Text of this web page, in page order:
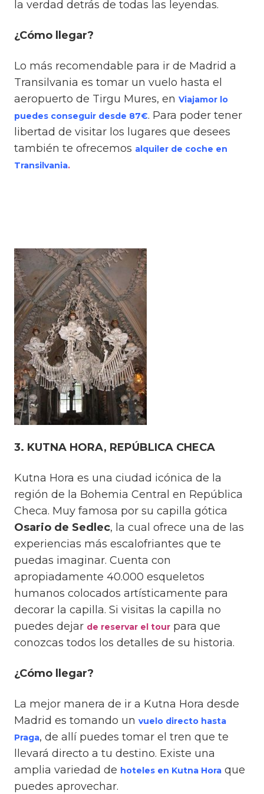
la verdad detrás de todas las leyendas.
¿Cómo llegar?
Lo más recomendable para ir de Madrid a
Transilvania es tomar un vuelo hasta el
aeropuerto de Tirgu Mures, en Viajamor lo
puedes conseguir desde 87€. Para poder tener
libertad de visitar los lugares que desees
también te ofrecemos alquiler de coche en
Transilvania.
3. KUTNA HORA, REPÚBLICA CHECA
Kutna Hora es una ciudad icónica de la
región de la Bohemia Central en República
Checa. Muy famosa por su capilla gótica
Osario de Sedlec, la cual ofrece una de las
experiencias más escalofriantes que te
puedas imaginar. Cuenta con
apropiadamente 40.000 esqueletos
humanos colocados artísticamente para
decorar la capilla. Si visitas la capilla no
puedes dejar de reservar el tour para que
conozcas todos los detalles de su historia.
¿Cómo llegar?
La mejor manera de ir a Kutna Hora desde
Madrid es tomando un vuelo directo hasta
Praga, de allí puedes tomar el tren que te
llevará directo a tu destino. Existe una
amplia variedad de hoteles en Kutna Hora que
puedes aprovechar.